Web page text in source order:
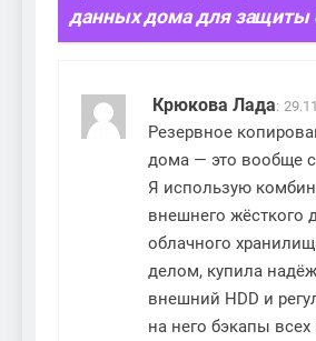
данных дома для защиты
Крюкова Лада:
Резервное
дома — это вообще
Я использую
внешнего жёсткого
облачного
делом, купила
внешний HDD и
на него бэкапы